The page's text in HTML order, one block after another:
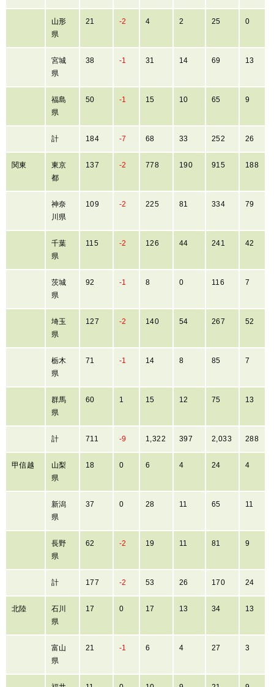
山形
県
21 -2 4 2 25 0
宮城
県
38 -1 31 14 69 13
福島
県
50 -1 15 10 65 9
計 184 -7 68 33 252 26
関東
東京
都
137 -2 778 190 915 188
神奈
川県
109 -2 225 81 334 79
千葉
県
115 -2 126 44 241 42
茨城
県
92 -1 8 0 116 7
埼玉
県
127 -2 140 54 267 52
栃木
県
71 -1 14 8 85 7
群馬
県
60 1 15 12 75 13
計 711 -9 1,322 397 2,033 288
甲信越
山梨
県
18 0 6 4 24 4
新潟
県
37 0 28 11 65 11
長野
県
62 -2 19 11 81 9
計 177 -2 53 26 170 24
北陸
石川
県
17 0 17 13 34 13
富山
県
21 -1 6 4 27 3